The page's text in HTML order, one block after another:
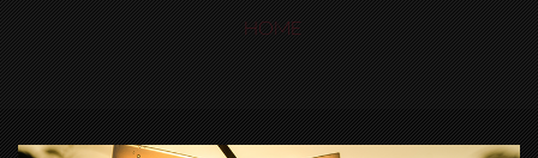
HOME